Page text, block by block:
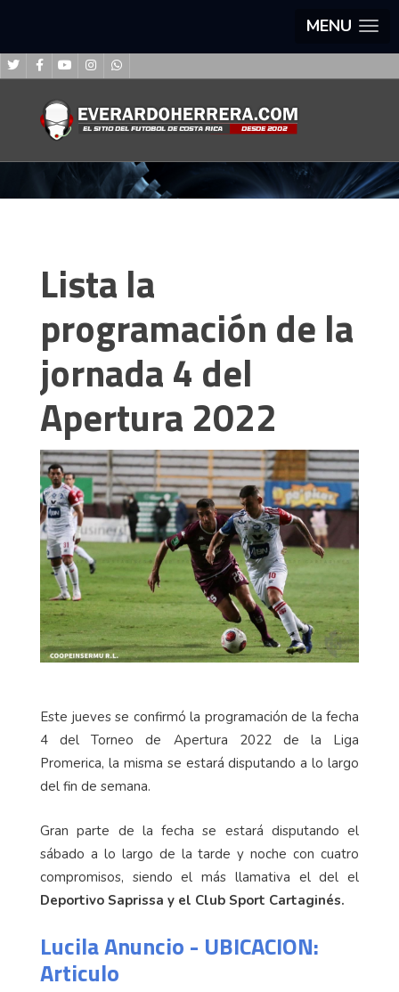
MENU
Lista la
programación de la
jornada 4 del
Apertura 2022
Este jueves se confirmó la programación de la fecha
4 del Torneo de Apertura 2022 de la Liga
Promerica, la misma se estará disputando a lo largo
del fin de semana.
Gran parte de la fecha se estará disputando el
sábado a lo largo de la tarde y noche con cuatro
compromisos, siendo el más llamativa el del el
Deportivo Saprissa y el Club Sport Cartaginés.
Lucila Anuncio - UBICACION:
Articulo